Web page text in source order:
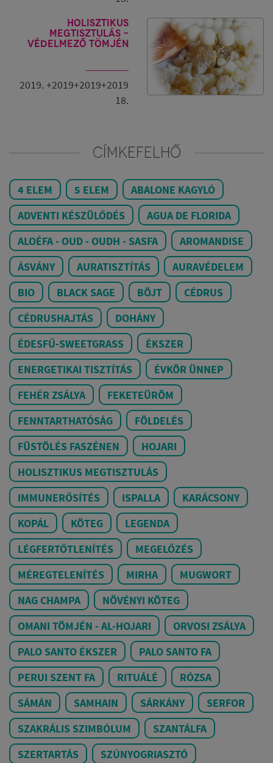
Holisztikus
megtisztulás -
Védelmező tömjén
2019. +2019+2019+2019
18.
CÍMKEFELHŐ
4 ELEM 5 ELEM
ABALONE KAGYLÓ
ADVENTI KÉSZÜLŐDÉS
AGUA DE FLORIDA
ALOÉFA - OUD - OUDH - SASFA
AROMANDISE
ÁSVÁNY
AURATISZTÍTÁS
AURAVÉDELEM
BIO
BLACK SAGE BÖJT
CÉDRUS
CÉDRUSHAJTÁS
DOHÁNY
ÉDESFŰ-SWEETGRASS
ÉKSZER
ENERGETIKAI TISZTÍTÁS
ÉVKÖR ÜNNEP
FEHÉR ZSÁLYA
FEKETEÜRÖM
FENNTARTHATÓSÁG
FÖLDELÉS
FÜSTÖLÉS FASZÉNEN
HOJARI
HOLISZTIKUS MEGTISZTULÁS
IMMUNERŐSÍTÉS
ISPALLA
KARÁCSONY
KOPÁL
KÖTEG
LEGENDA
LÉGFERTŐTLENÍTÉS
MEGELŐZÉS
MÉREGTELENÍTÉS
MIRHA
MUGWORT
NAG CHAMPA
NÖVÉNYI KÖTEG
OMANI TÖMJÉN - AL-HOJARI
ORVOSI ZSÁLYA
PALO SANTO ÉKSZER
PALO SANTO FA
PERUI SZENT FA
RITUÁLÉ
RÓZSA
SÁMÁN
SAMHAIN SÁRKÁNY
SERFOR
SZAKRÁLIS SZIMBÓLUM
SZANTÁLFA
SZERTARTÁS
SZÚNYOGRIASZTÓ